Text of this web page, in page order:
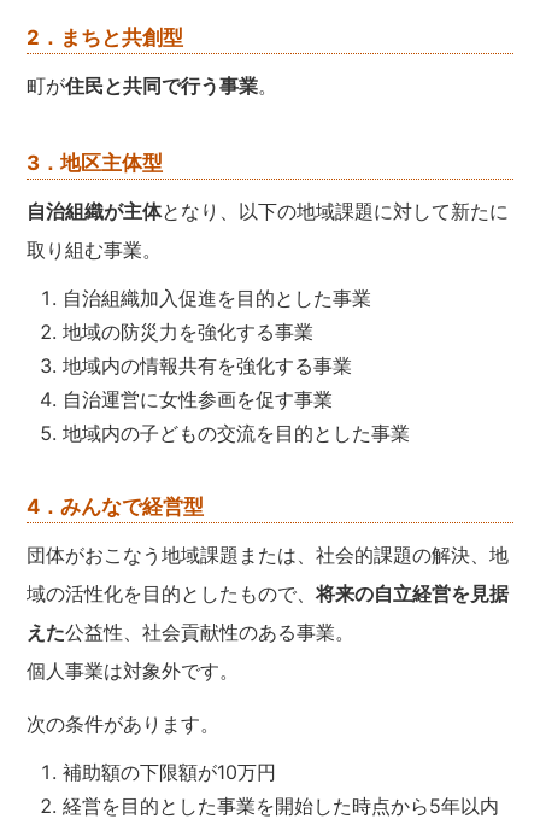
2．まちと共創型
町が住民と共同で行う事業。
3．地区主体型
自治組織が主体となり、以下の地域課題に対して新たに
取り組む事業。
自治組織加入促進を目的とした事業
地域の防災力を強化する事業
地域内の情報共有を強化する事業
自治運営に女性参画を促す事業
地域内の子どもの交流を目的とした事業
4．みんなで経営型
団体がおこなう地域課題または、社会的課題の解決、地
域の活性化を目的としたもので、将来の自立経営を見据
えた公益性、社会貢献性のある事業。
個人事業は対象外です。
次の条件があります。
補助額の下限額が10万円
経営を目的とした事業を開始した時点から5年以内